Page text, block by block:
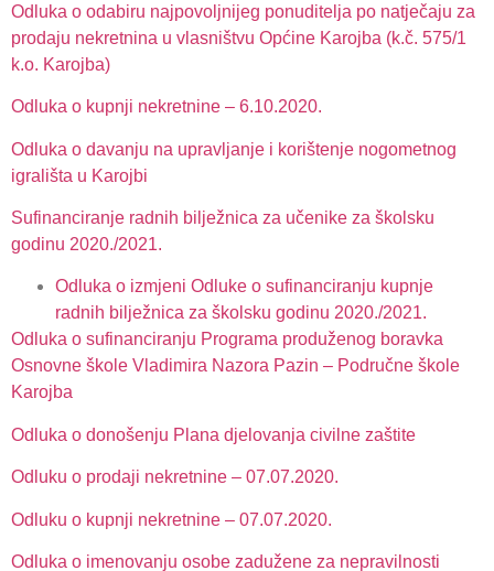
Odluka o odabiru najpovoljnijeg ponuditelja po natječaju za
prodaju nekretnina u vlasništvu Općine Karojba (k.č. 575/1
k.o. Karojba)
Odluka o kupnji nekretnine – 6.10.2020.
Odluka o davanju na upravljanje i korištenje nogometnog
igrališta u Karojbi
Sufinanciranje radnih bilježnica za učenike za školsku
godinu 2020./2021.
Odluka o izmjeni Odluke o sufinanciranju kupnje
radnih bilježnica za školsku godinu 2020./2021.
Odluka o sufinanciranju Programa produženog boravka
Osnovne škole Vladimira Nazora Pazin – Područne škole
Karojba
Odluka o donošenju Plana djelovanja civilne zaštite
Odluku o prodaji nekretnine – 07.07.2020.
Odluku o kupnji nekretnine – 07.07.2020.
Odluka o imenovanju osobe zadužene za nepravilnosti